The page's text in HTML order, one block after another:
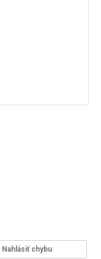
Nahlásiť chybu